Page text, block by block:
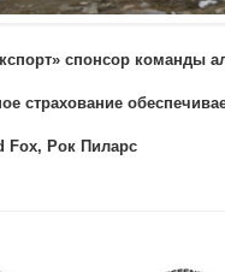
спонсор команды
страхование
Fox, Рок Пиларс